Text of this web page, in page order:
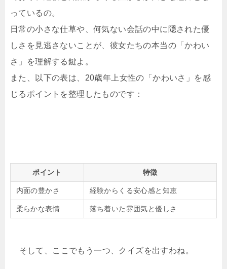
っているの。
日常の小さな仕草や、何気ない会話の中に隠された優
しさを見逃さないことが、彼女たちの本当の「かわい
さ」を理解する鍵よ。
また、以下の表は、20歳年上女性の「かわいさ」を感
じるポイントを整理したものです：
ポイント 特徴
内面の豊かさ 経験からくる安心感と知恵
柔らかな表情 落ち着いた雰囲気と優しさ
そして、ここでもう一つ、クイズを出すわね。